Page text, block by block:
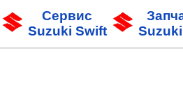
Сервис
Suzuki Swift